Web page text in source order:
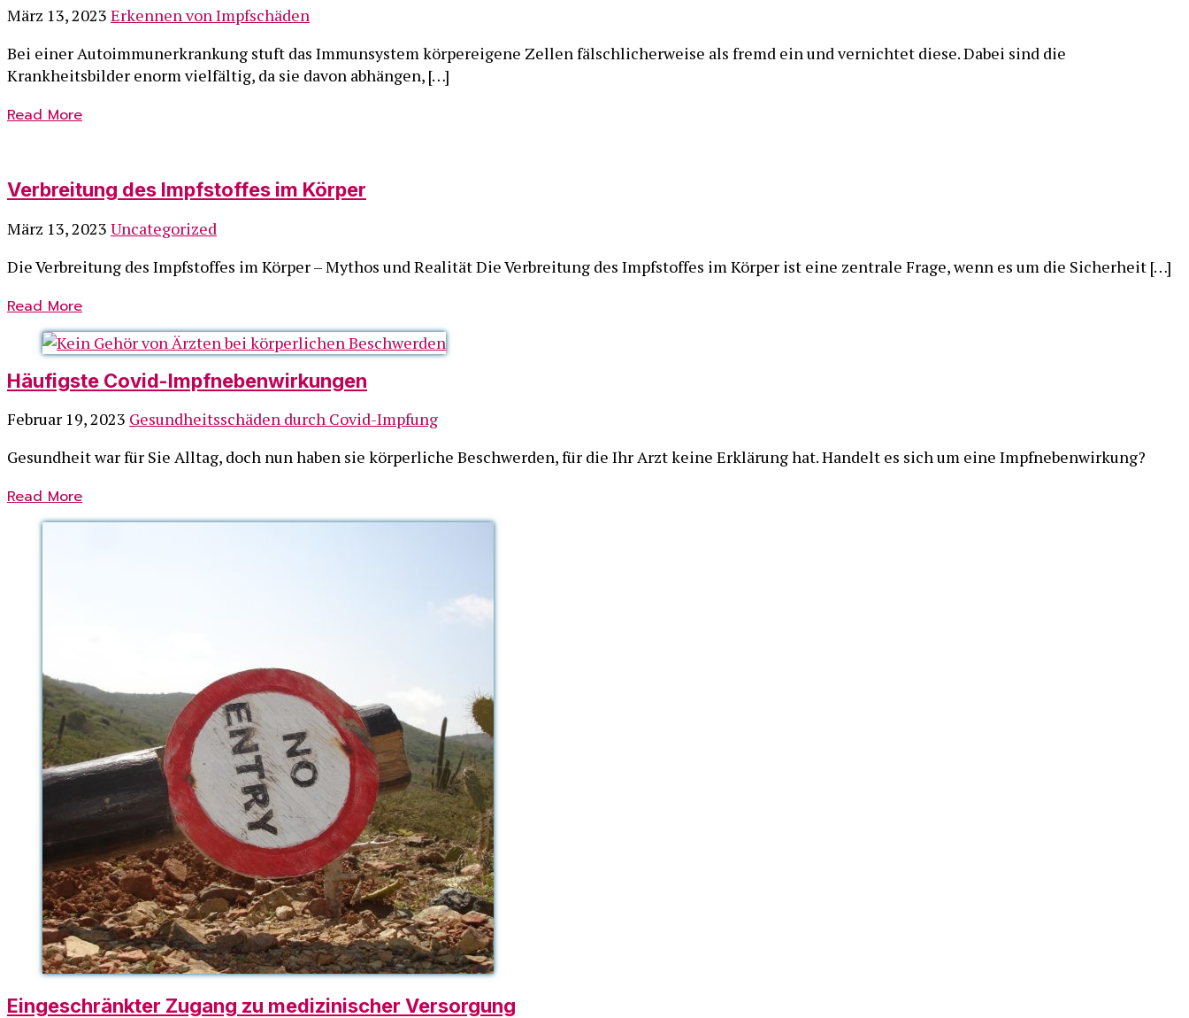
März 13, 2023 Erkennen von Impfschäden
Bei einer Autoimmunerkrankung stuft das Immunsystem körpereigene Zellen fälschlicherweise als fremd ein und vernichtet diese. Dabei sind die
Krankheitsbilder enorm vielfältig, da sie davon abhängen, […]
Read More
Verbreitung des Impfstoffes im Körper
März 13, 2023 Uncategorized
Die Verbreitung des Impfstoffes im Körper – Mythos und Realität Die Verbreitung des Impfstoffes im Körper ist eine zentrale Frage, wenn es um die Sicherheit […]
Read More
Häufigste Covid-Impfnebenwirkungen
Februar 19, 2023 Gesundheitsschäden durch Covid-Impfung
Gesundheit war für Sie Alltag, doch nun haben sie körperliche Beschwerden, für die Ihr Arzt keine Erklärung hat. Handelt es sich um eine Impfnebenwirkung?
Read More
Eingeschränkter Zugang zu medizinischer Versorgung